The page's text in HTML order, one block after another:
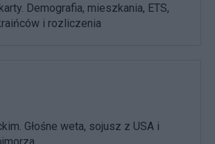
Demografia, mieszkania, ETS,
i rozliczenia
Głośne weta, sojusz z USA i